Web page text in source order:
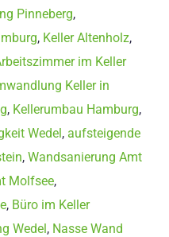
Pinneberg,
, Keller Altenholz,
im Keller
Keller in
, Kellerumbau Hamburg,
Wedel, aufsteigende
, Wandsanierung Amt
Molfsee,
, Büro im Keller
Wedel, Nasse Wand